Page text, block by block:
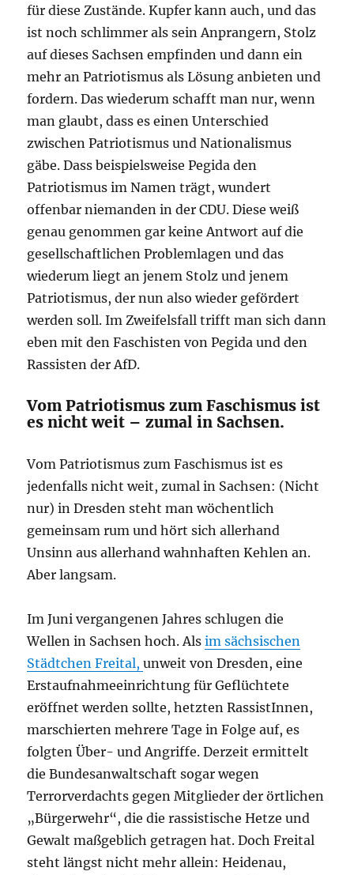
für diese Zustände. Kupfer kann auch, und das
ist noch schlimmer als sein Anprangern, Stolz
auf dieses Sachsen empfinden und dann ein
mehr an Patriotismus als Lösung anbieten und
fordern. Das wiederum schafft man nur, wenn
man glaubt, dass es einen Unterschied
zwischen Patriotismus und Nationalismus
gäbe. Dass beispielsweise Pegida den
Patriotismus im Namen trägt, wundert
offenbar niemanden in der CDU. Diese weiß
genau genommen gar keine Antwort auf die
gesellschaftlichen Problemlagen und das
wiederum liegt an jenem Stolz und jenem
Patriotismus, der nun also wieder gefördert
werden soll. Im Zweifelsfall trifft man sich dann
eben mit den Faschisten von Pegida und den
Rassisten der AfD.
Vom Patriotismus zum Faschismus ist
es nicht weit – zumal in Sachsen.
Vom Patriotismus zum Faschismus ist es
jedenfalls nicht weit, zumal in Sachsen: (Nicht
nur) in Dresden steht man wöchentlich
gemeinsam rum und hört sich allerhand
Unsinn aus allerhand wahnhaften Kehlen an.
Aber langsam.
Im Juni vergangenen Jahres schlugen die
Wellen in Sachsen hoch. Alsim sächsischen
Städtchen Freital,unweit von Dresden, eine
Erstaufnahmeeinrichtung für Geflüchtete
eröffnet werden sollte, hetzten RassistInnen,
marschierten mehrere Tage in Folge auf, es
folgten Über- und Angriffe. Derzeit ermittelt
die Bundesanwaltschaft sogar wegen
Terrorverdachts gegen Mitglieder der örtlichen
„Bürgerwehr“, die die rassistische Hetze und
Gewalt maßgeblich getragen hat. Doch Freital
steht längst nicht mehr allein: Heidenau,